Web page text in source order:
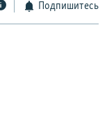
Подпишитесь